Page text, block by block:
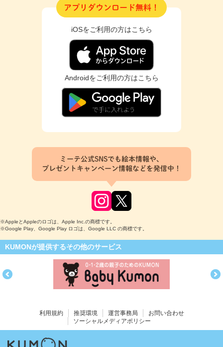
アプリダウンロード無料！
iOSをご利用の方はこちら
Androidをご利用の方はこちら
ミーテ公式SNSでも絵本情報や、
プレゼントキャンペーン情報などを発信中！
※AppleとAppleのロゴは、Apple Inc.の商標です。
※Google Play、Google Play ロゴは、Google LLC の商標です。
KUMONが提供するその他のサービス
利用規約 推奨環境 運営事務局
お問い合わせ
ソーシャルメディアポリシー